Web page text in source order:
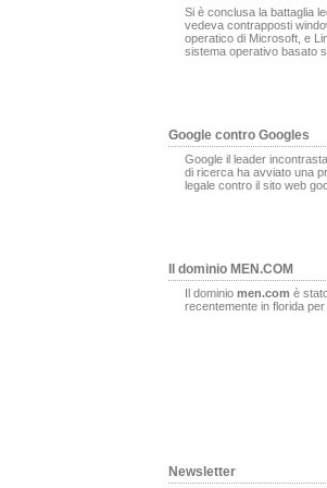
Si è conclusa la battaglia
vedeva contrapposti
operatico di Microsoft, e
sistema operativo basato
Google contro Googles
Google il leader
di ricerca ha avviato una
legale contro il sito web
Il dominio MEN.COM
Il dominio men.com è
recentemente in florida
Newsletter